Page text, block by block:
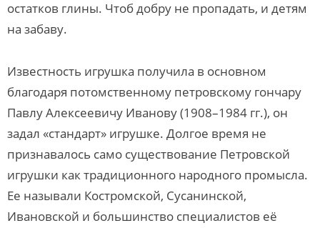
остатков глины. Чтоб добру не пропадать, и детям
на забаву.
Известность игрушка получила в основном
благодаря потомственному петровскому гончару
Павлу Алексеевичу Иванову (1908–1984 гг.), он
задал «стандарт» игрушке. Долгое время не
признавалось само существование Петровской
игрушки как традиционного народного промысла.
Ее называли Костромской, Сусанинской,
Ивановской и большинство специалистов её